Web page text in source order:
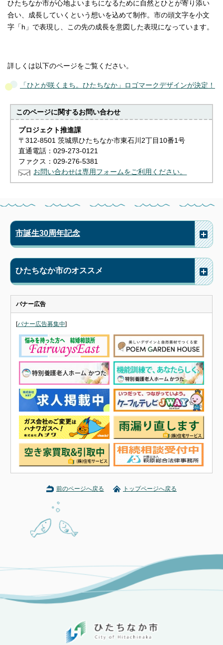
ひたちなか市が心地よいまちになるために自然とひとが寄り添い
合い、成長していくという想いを込めて制作。市の頭文字を小文
字「h」で表現し、この先の成長を意図した表現になっています。
詳しくは以下のページをご覧ください。
「ひとが咲くまち。ひたちなか」ロゴマークデザインが決定！
このページに関するお問い合わせ
プロジェクト推進課
〒312-8501 茨城県ひたちなか市東石川2丁目10番1号
直通電話：029-273-0121
ファクス：029-276-5381
お問い合わせは専用フォームをご利用ください。
市誕生30周年記念
ひたちなか市のオススメ
バナー広告
[バナー広告募集中]
前のページへ戻る トップページへ戻る